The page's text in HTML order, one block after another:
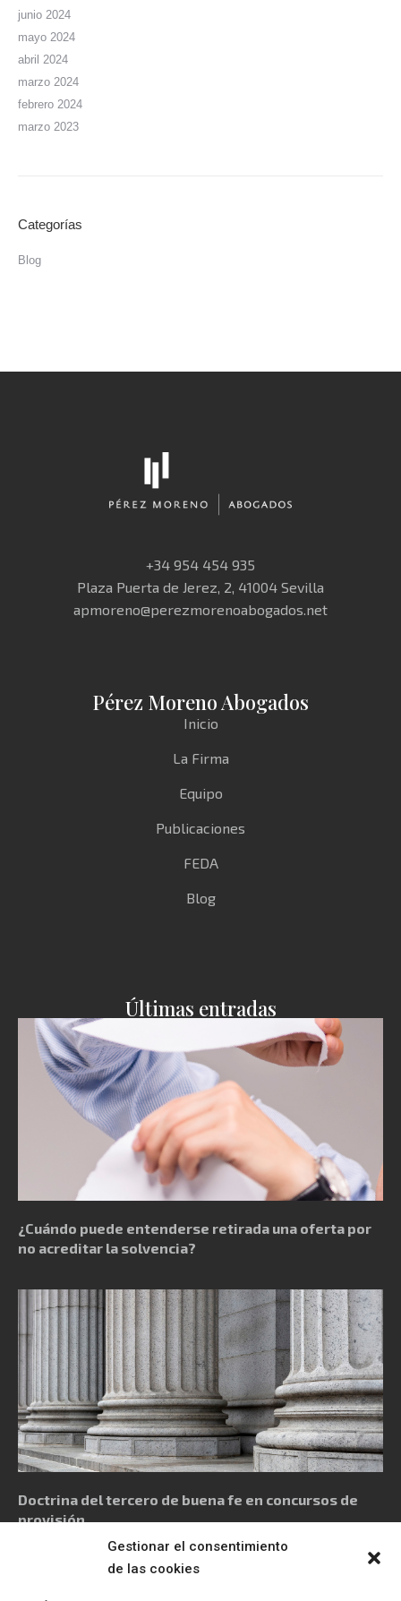
Gestionar el consentimiento
de las cookies
junio 2024
mayo 2024
abril 2024
marzo 2024
febrero 2024
marzo 2023
Categorías
Blog
+34 954 454 935
Plaza Puerta de Jerez, 2, 41004 Sevilla
apmoreno@perezmorenoabogados.net
Pérez Moreno Abogados
Inicio
La Firma
Equipo
Publicaciones
FEDA
Blog
Últimas entradas
¿Cuándo puede entenderse retirada una oferta por
no acreditar la solvencia?
Doctrina del tercero de buena fe en concursos de
provisión